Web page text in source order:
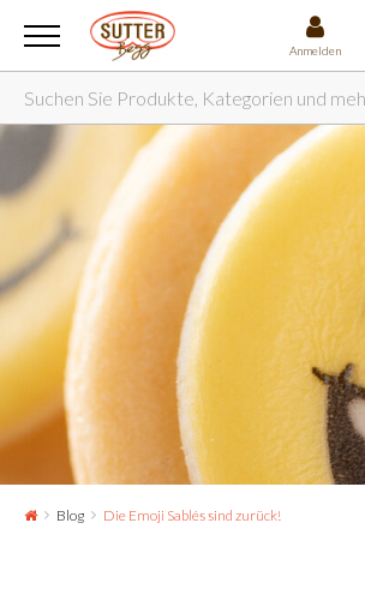
Anmelden
Blog Die Emoji Sablés sind zurück!